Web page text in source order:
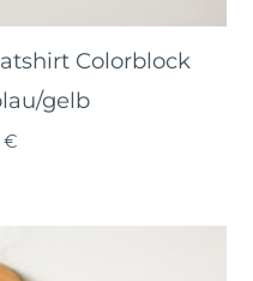
Colorblock
gelb
€